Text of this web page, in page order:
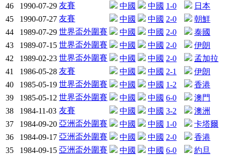
46
1990-07-29 友賽 中國 中國 1-0
日本
45
1990-07-27 友賽 中國 中國 2-0
朝鮮
44
1989-07-29 世界盃外圍賽 中國 中國 2-0
泰國
43
1989-07-15 世界盃外圍賽 中國 中國 2-0
伊朗
42
1989-02-23 世界盃外圍賽 中國 中國 2-0
孟加拉
41
1986-05-28 友賽 中國 中國 2-1
伊朗
40
1985-05-19 世界盃外圍賽 中國 中國 1-2
香港
39
1985-05-12 世界盃外圍賽 中國 中國 6-0
澳門
38
1984-11-03 友賽 中國 中國 3-2
澳洲
37
1984-09-20 亞洲盃外圍賽 中國 中國 1-0
卡塔爾
36
1984-09-17 亞洲盃外圍賽 中國 中國 2-0
香港
35
1984-09-15 亞洲盃外圍賽 中國 中國 6-0
約旦